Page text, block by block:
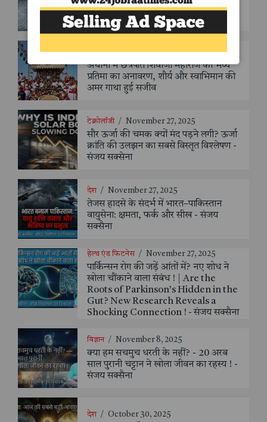
आईएनएएस 335 (ओस्प्रेयज़) का करेगी
कमीशन
देश / December 14, 2025
अथानी में छत्रपति शिवाजी महाराज की भव्य
प्रतिमा का अनावरण, शौर्य और स्वाभिमान की
अमर गाथा हुई सजीव
टेक्नोलॉजी / November 27, 2025
सौर ऊर्जा की चमक क्यों मंद पड़ने लगी? ऊर्जा
क्रांति की उलझन का सबसे विस्तृत विश्लेषण -
संजय सक्सेना
देश / November 27, 2025
तेजस हादसे के संदर्भ में भारत–पाकिस्तान
वायुसेना: क्षमता, फर्क और सीख - संजय
सक्सैना
हेल्थ एंड फिटनेस / November 27, 2025
पार्किन्सन रोग की जड़ें आंतों में? नए शोध ने
खोला चौंकाने वाला संबंध ! | Are the
Roots of Parkinson’s Hidden in the
Gut? New Research Reveals a
Shocking Connection ! - संजय सक्सैना
विज्ञान / November 8, 2025
क्या हम सचमुच धरती के नहीं? - 20 अरब
साल पुरानी चट्टान ने खोला जीवन का रहस्य ! -
संजय सक्सैना
देश / October 30, 2025